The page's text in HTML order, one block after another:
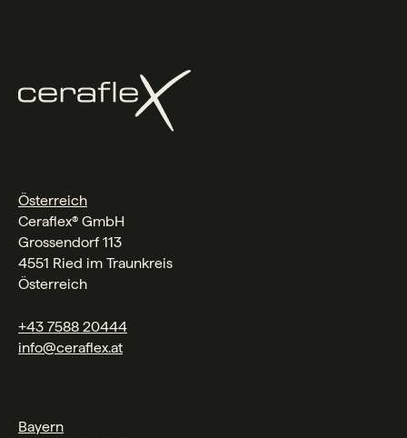
Österreich
Ceraflex® GmbH
Grossendorf 113
4551 Ried im Traunkreis
Österreich
+43 7588 20444
info@ceraflex.at
Bayern